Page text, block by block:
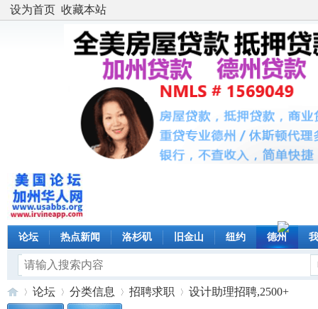
设为首页 收藏本站
论坛 热点新闻 洛杉矶 旧金山 纽约 德州
论坛 分类信息 招聘求职 设计助理招聘,2500+